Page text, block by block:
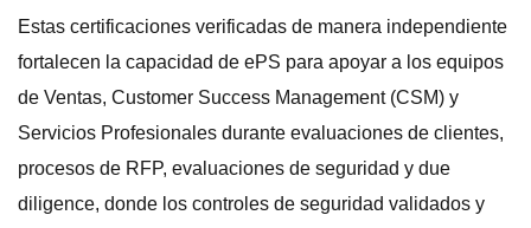
Estas certificaciones verificadas de manera independiente
fortalecen la capacidad de ePS para apoyar a los equipos
de Ventas, Customer Success Management (CSM) y
Servicios Profesionales durante evaluaciones de clientes,
procesos de RFP, evaluaciones de seguridad y due
diligence, donde los controles de seguridad validados y